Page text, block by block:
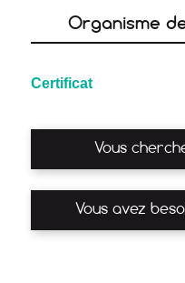
Organisme
Certificat
Vous
Vous avez